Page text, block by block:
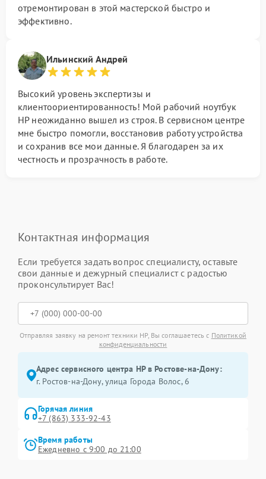
отремонтирован в этой мастерской быстро и
эффективно.
Ильинский Андрей
Высокий уровень экспертизы и
клиентоориентированность! Мой рабочий ноутбук
HP неожиданно вышел из строя. В сервисном центре
мне быстро помогли, восстановив работу устройства
и сохранив все мои данные. Я благодарен за их
честность и прозрачность в работе.
Контактная информация
Если требуется задать вопрос специалисту, оставьте
свои данные и дежурный специалист с радостью
проконсультирует Вас!
Отправляя заявку на ремонт техники HP, Вы соглашаетесь с Политикой
конфиденциальности
Адрес сервисного центра HP в Ростове-на-Дону:
г. Ростов-на-Дону, улица Города Волос, 6
Горячая линия
+7 (863) 333-92-43
Время работы
Ежедневно с 9:00 до 21:00